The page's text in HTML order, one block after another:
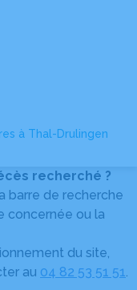
à Thal-Drulingen
recherché ?
barre de recherche
concernée ou la
du site,
au 04 82 53 51 51.